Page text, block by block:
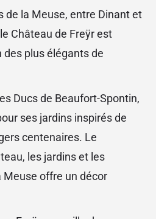
de la Meuse, entre Dinant et
Château de Freÿr est
des plus élégants de
Ducs de Beaufort-Spontin,
ses jardins inspirés de
centenaires. Le
les jardins et les
offre un décor